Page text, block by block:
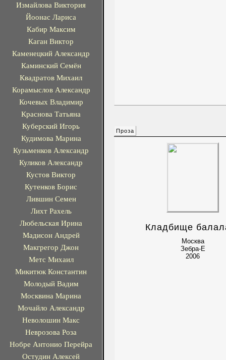
Измайлова Виктория
Йоонас Лариса
Кабир Максим
Каган Виктор
Каменецкий Александр
Каминский Семён
Квадратов Михаил
Корамыслов Александр
Кочевых Владимир
Краснова Татьяна
Куберский Игорь
Кудимова Марина
Кузьменков Александр
Куликов Александр
Кустов Виктор
Кутенков Борис
Лившин Семен
Лихт Рахель
Любельская Ирина
Мадисон Андрей
Макгрегор Джон
Метс Михаил
Микитюк Константин
Молодый Вадим
Москвина Марина
Мочайло Александр
Неволошин Макс
Неврозова Роза
Нобре Антонио Перейра
Остудин Алексей
Проза
Кладбище
Москва
Зебра-Е
2006